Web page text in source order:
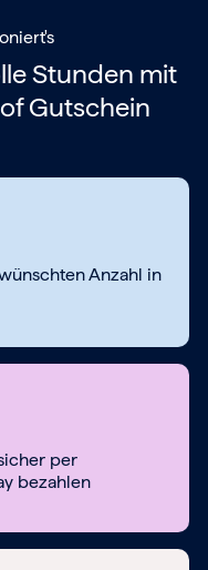
Stunden mit
Gutschein
Anzahl in
per
bezahlen